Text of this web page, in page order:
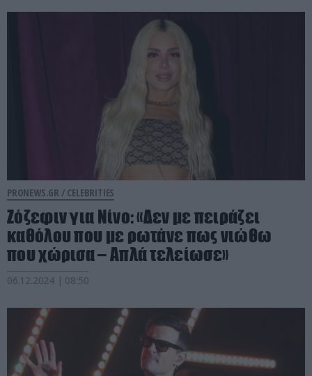
PRONEWS.GR / CELEBRITIES
Ζόζεφιν για Νίνο: «Δεν με πειράζει
καθόλου που με ρωτάνε πως νιώθω
που χώρισα – Απλά τελείωσε»
06.12.2024 | 08:50